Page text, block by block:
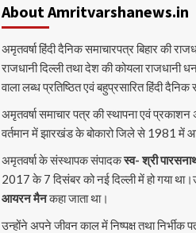
About Amritvarshanews.in
अमृतवर्षा हिंदी दैनिक समाचारपत्र बिहार की
राजधानी दिल्ली तथा देश की कोयला राजधानी
वाला लब्ध प्रतिष्ठित एवं बहुप्रसारित हिंदी
अमृतवर्षा समाचार पत्र की स्थापना एवं प्रकाशन
वर्तमान में झारखंड के बोकारो जिले से 1981 में
अमृतवर्षा के संस्थापक संपादकस्व- श्री पारसनाथ
2017 के 7 दिसंबर को नई दिल्ली में हो गया
आयरन मैनकहा जाता था।
उन्होंने अपने जीवन काल में निष्पक्ष तथा निर्भीक